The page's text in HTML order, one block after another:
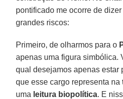
pontificado me ocorre de
grandes riscos:
Primeiro, de olharmos para o
apenas uma figura simbólica.
qual desejamos apenas estar
que esse cargo representa na
uma leitura biopolítica. E